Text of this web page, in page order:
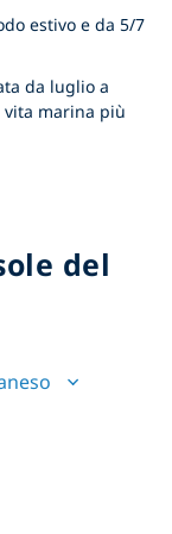
estivo e da 5/7
da luglio a
marina più
del